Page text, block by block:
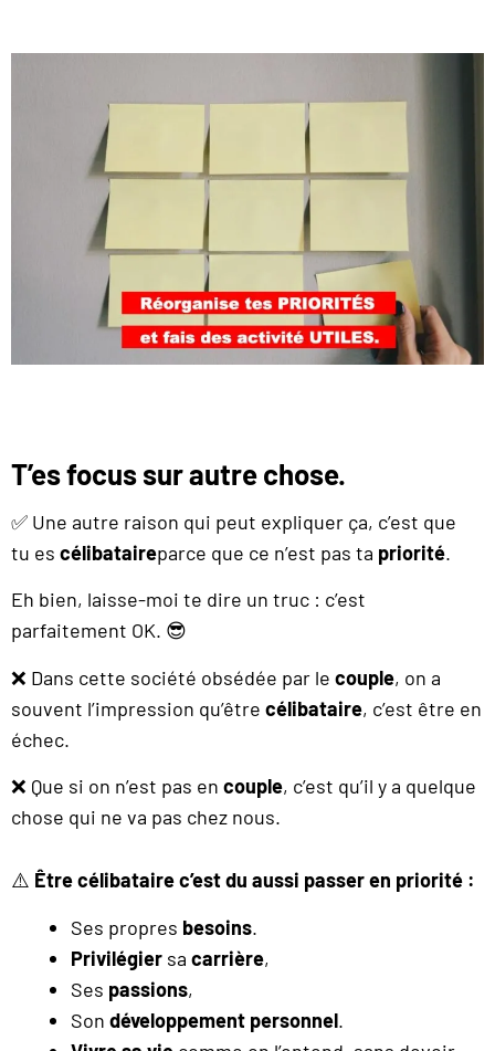
T’es focus sur autre chose.
✅ Une autre raison qui peut expliquer ça, c’est que
tu es célibataireparce que ce n’est pas ta priorité.
Eh bien, laisse-moi te dire un truc : c’est
parfaitement OK. 😎
❌ Dans cette société obsédée par le couple, on a
souvent l’impression qu’être célibataire, c’est être en
échec.
❌ Que si on n’est pas en couple, c’est qu’il y a quelque
chose qui ne va pas chez nous.
⚠️ Être célibatairec’est du aussi passer en priorité :
Ses propres besoins.
Privilégier sa carrière,
Ses passions,
Son développement personnel.